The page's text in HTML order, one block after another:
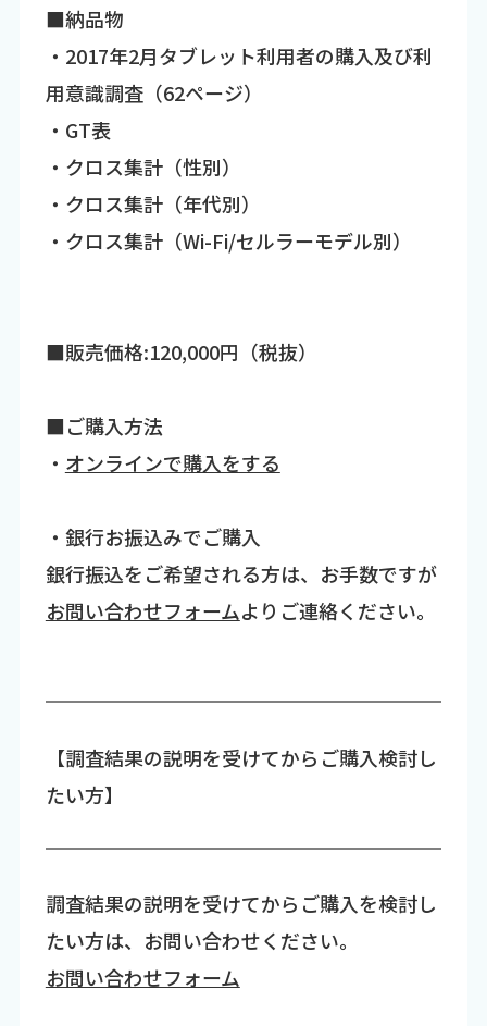
■納品物
・2017年2月タブレット利用者の購入及び利
用意識調査（62ページ）
・GT表
・クロス集計（性別）
・クロス集計（年代別）
・クロス集計（Wi-Fi/セルラーモデル別）
■販売価格:120,000円（税抜）
■ご購入方法
・ オンラインで購入をする
・銀行お振込みでご購入
銀行振込をご希望される方は、お手数ですが
お問い合わせフォームよりご連絡ください。
【調査結果の説明を受けてからご購入検討し
たい方】
調査結果の説明を受けてからご購入を検討し
たい方は、お問い合わせください。
お問い合わせフォーム